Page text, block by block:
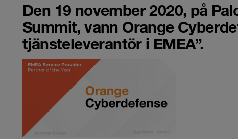
Den 19 november 2020, på
Summit, vann Orange
tjänsteleverantöri EMEA”.